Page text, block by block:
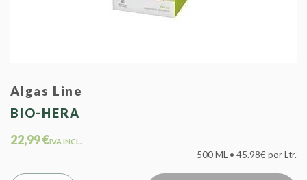
Algas Line
BIO-HERA
22,99 €IVA INCL.
500 ML • 45.98€ por Ltr.